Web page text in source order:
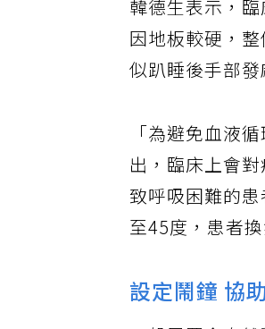
韓德生表示，
因地板較硬，
似趴睡後手部
「為避免血液
出，臨床上會
致呼吸困難的
至45度，患者
設定鬧鐘 協